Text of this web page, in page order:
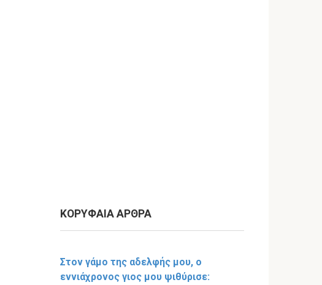
ΚΟΡΥΦΑΙΑ ΑΡΘΡΑ
Στον γάμο της αδελφής μου, ο
εννιάχρονος γιος μου ψιθύρισε: